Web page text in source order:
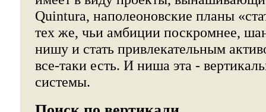
Quintura, наполеоновские планы
тех же, чьи амбиции поскромнее,
нишу и стать привлекательным
все-таки есть. И ниша эта -
системы.